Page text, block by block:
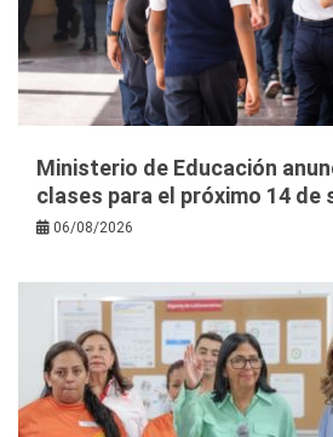
Ministerio de Educación
clases para el próximo 14 de
06/08/2026